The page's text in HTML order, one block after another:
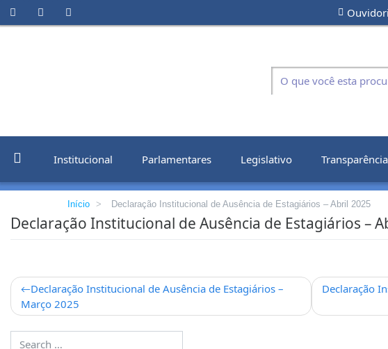
Institucional Parlamentares Legislativo Transparência
Início > Declaração Institucional de Ausência de Estagiários – Abril 2025
Declaração Institucional de Ausência de Estagiários –
Declaração Institucional de Ausência de Estagiários –
Março 2025
Declaração